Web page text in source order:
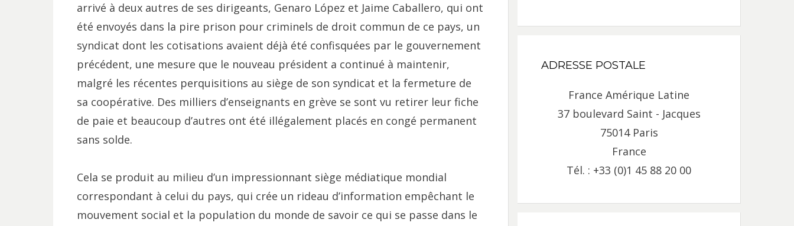
arrivé à deux autres de ses dirigeants, Genaro López et Jaime Caballero, qui ont
été envoyés dans la pire prison pour criminels de droit commun de ce pays, un
syndicat dont les cotisations avaient déjà été confisquées par le gouvernement
précédent, une mesure que le nouveau président a continué à maintenir,
malgré les récentes perquisitions au siège de son syndicat et la fermeture de
sa coopérative. Des milliers d’enseignants en grève se sont vu retirer leur fiche
de paie et beaucoup d’autres ont été illégalement placés en congé permanent
sans solde.
Cela se produit au milieu d’un impressionnant siège médiatique mondial
correspondant à celui du pays, qui crée un rideau d’information empêchant le
mouvement social et la population du monde de savoir ce qui se passe dans le
ADRESSE POSTALE
France Amérique Latine
37 boulevard Saint - Jacques
75014 Paris
France
Tél. : +33 (0)1 45 88 20 00